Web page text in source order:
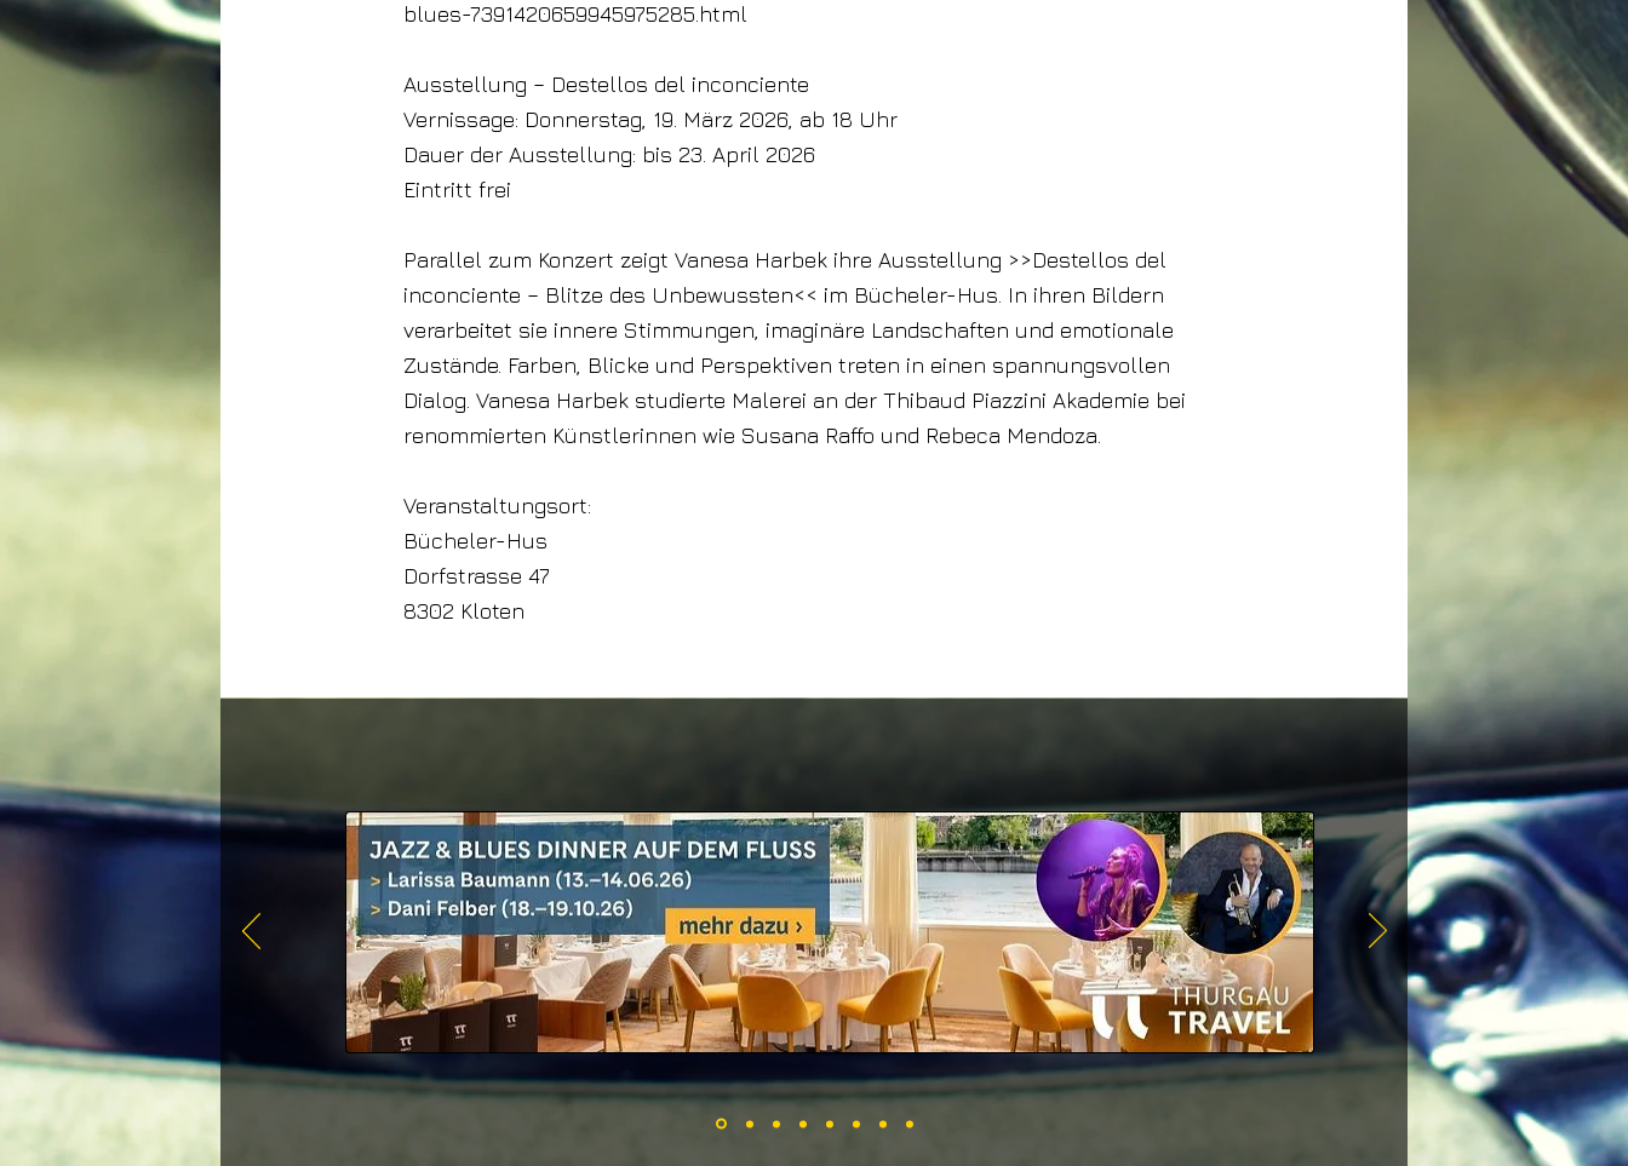
blues-7391420659945975285.html
Ausstellung – Destellos del inconciente
Vernissage: Donnerstag, 19. März 2026, ab 18 Uhr
Dauer der Ausstellung: bis 23. April 2026
Eintritt frei
Parallel zum Konzert zeigt Vanesa Harbek ihre Ausstellung >>Destellos del
inconciente – Blitze des Unbewussten<< im Bücheler-Hus. In ihren Bildern
verarbeitet sie innere Stimmungen, imaginäre Landschaften und emotionale
Zustände. Farben, Blicke und Perspektiven treten in einen spannungsvollen
Dialog. Vanesa Harbek studierte Malerei an der Thibaud Piazzini Akademie bei
renommierten Künstlerinnen wie Susana Raffo und Rebeca Mendoza.
Veranstaltungsort:
Bücheler-Hus
Dorfstrasse 47
8302 Kloten